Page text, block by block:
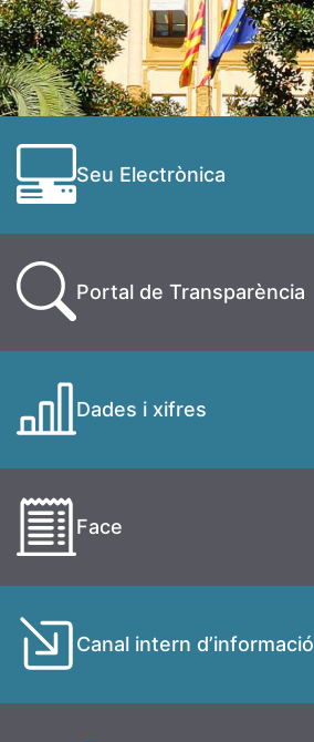
Seu Electrònica
Portal de Transparència
Dades i xifres
Face
Canal intern d’informació